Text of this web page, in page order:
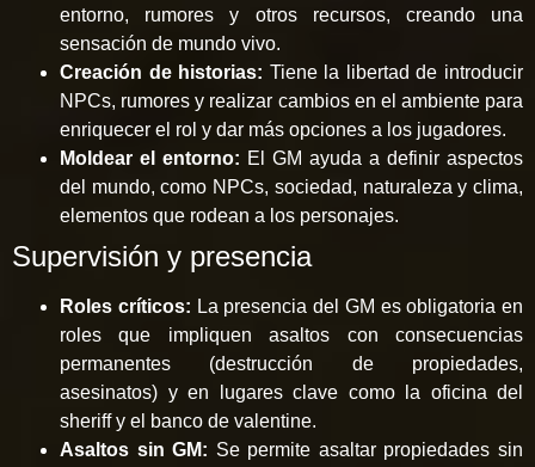
entorno, rumores y otros recursos, creando una
sensación de mundo vivo.
Creación de historias: Tiene la libertad de introducir
NPCs, rumores y realizar cambios en el ambiente para
enriquecer el rol y dar más opciones a los jugadores.
Moldear el entorno: El GM ayuda a definir aspectos
del mundo, como NPCs, sociedad, naturaleza y clima,
elementos que rodean a los personajes.
Supervisión y presencia
Roles críticos: La presencia del GM es obligatoria en
roles que impliquen asaltos con consecuencias
permanentes (destrucción de propiedades,
asesinatos) y en lugares clave como la oficina del
sheriff y el banco de valentine.
Asaltos sin GM: Se permite asaltar propiedades sin